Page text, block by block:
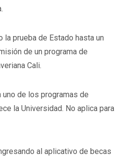
la prueba de Estado hasta un
de un programa de
Cali.
uno de los programas de
la Universidad. No aplica para
al aplicativo de becas